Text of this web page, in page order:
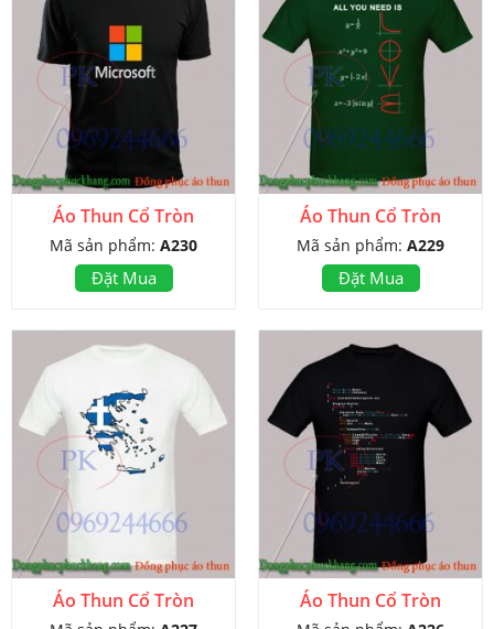
Áo Thun Cổ Tròn
Mã sản phẩm: A230
Đặt Mua
Áo Thun Cổ Tròn
Mã sản phẩm: A229
Đặt Mua
Áo Thun Cổ Tròn Áo Thun Cổ Tròn